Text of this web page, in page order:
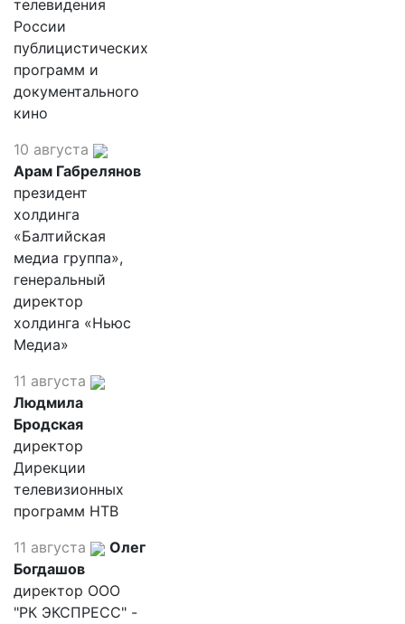
телевидения
России
публицистических
программ и
документального
кино
10 августа
Арам Габрелянов
президент
холдинга
«Балтийская
медиа группа»,
генеральный
директор
холдинга «Ньюс
Медиа»
11 августа
Людмила
Бродская
директор
Дирекции
телевизионных
программ НТВ
11 августа
Олег
Богдашов
директор ООО
"РК ЭКСПРЕСС" -